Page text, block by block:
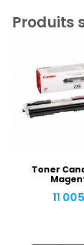
Produits
Toner
11 005